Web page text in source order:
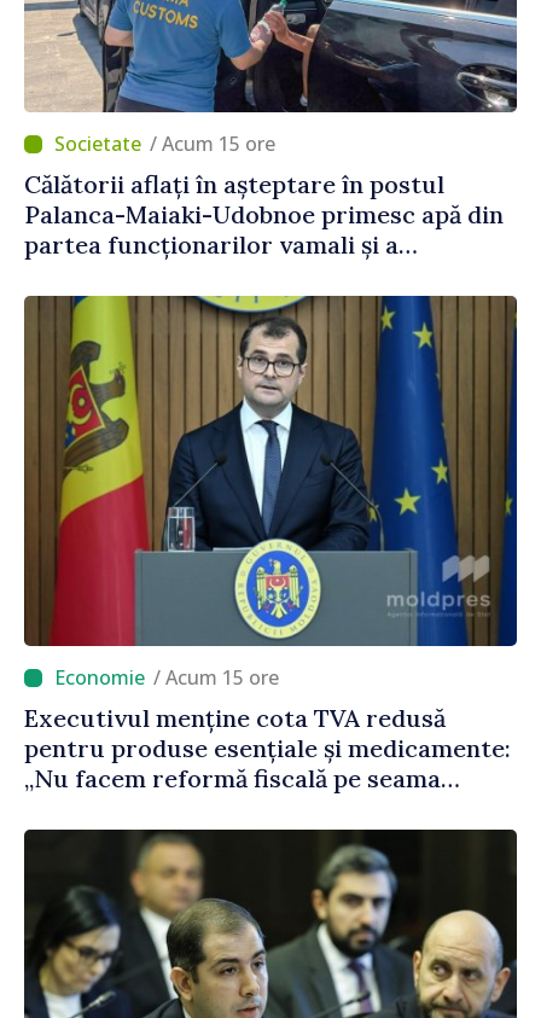
/ Acum 15 ore
Călătorii aflați în așteptare în postul
Palanca-Maiaki-Udobnoe primesc apă din
partea funcționarilor vamali și a
/ Acum 15 ore
Executivul menține cota TVA redusă
pentru produse esențiale și medicamente:
„Nu facem reformă fiscală pe seama